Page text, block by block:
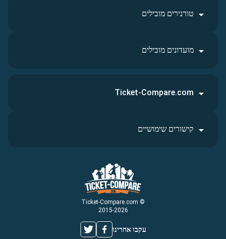
טורנירים מובילים
מועדונים מובילים
© Ticket-Compare.com
2015-2026
עקבו אחרינו
Ticket-Compare.com
קישורים שימושיים